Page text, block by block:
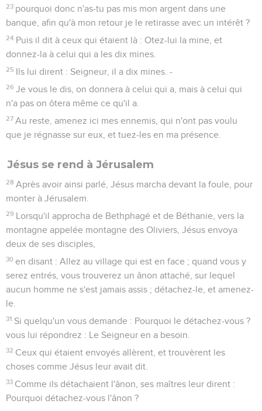
23 pourquoi donc n'as-tu pas mis mon argent dans une
banque, afin qu'à mon retour je le retirasse avec un intérêt ?
24 Puis il dit à ceux qui étaient là : Otez-lui la mine, et
donnez-la à celui qui a les dix mines.
25 Ils lui dirent : Seigneur, il a dix mines. -
26 Je vous le dis, on donnera à celui qui a, mais à celui qui
n'a pas on ôtera même ce qu'il a.
27 Au reste, amenez ici mes ennemis, qui n'ont pas voulu
que je régnasse sur eux, et tuez-les en ma présence.
Jésus se rend à Jérusalem
28 Après avoir ainsi parlé, Jésus marcha devant la foule, pour
monter à Jérusalem.
29 Lorsqu'il approcha de Bethphagé et de Béthanie, vers la
montagne appelée montagne des Oliviers, Jésus envoya
deux de ses disciples,
30 en disant : Allez au village qui est en face ; quand vous y
serez entrés, vous trouverez un ânon attaché, sur lequel
aucun homme ne s'est jamais assis ; détachez-le, et amenez-
le.
31 Si quelqu'un vous demande : Pourquoi le détachez-vous ?
vous lui répondrez : Le Seigneur en a besoin.
32 Ceux qui étaient envoyés allèrent, et trouvèrent les
choses comme Jésus leur avait dit.
33 Comme ils détachaient l'ânon, ses maîtres leur dirent :
Pourquoi détachez-vous l'ânon ?